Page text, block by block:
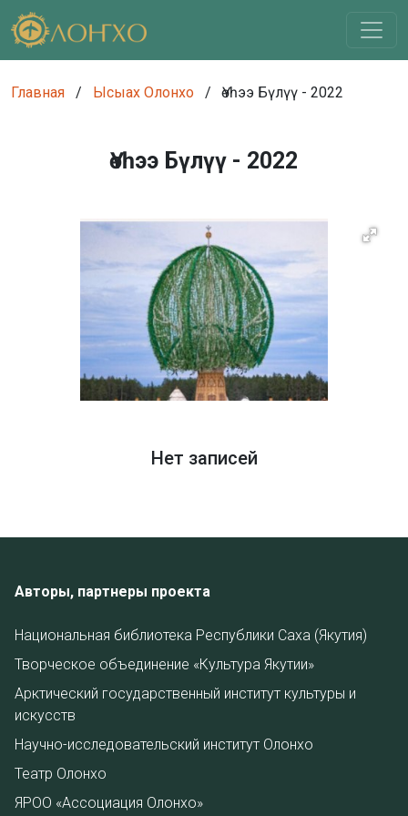
Главная / Ысыах Олонхо / Үөһээ Бүлүү - 2022
Үөһээ Бүлүү - 2022
Нет записей
Авторы, партнеры проекта
Национальная библиотека Республики Саха (Якутия)
Творческое объединение «Культура Якутии»
Арктический государственный институт культуры и
искусств
Научно-исследовательский институт Олонхо
Театр Олонхо
ЯРОО «Ассоциация Олонхо»